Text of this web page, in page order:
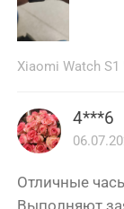
Xiaomi Watch
4***6
Отличные
Выполняют